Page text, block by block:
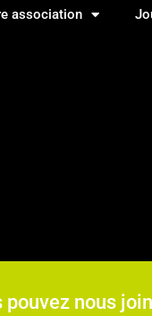
association
pouvez nous